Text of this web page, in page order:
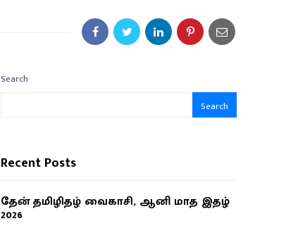
Search
Search
Recent Posts
தேன் தமிழிதழ் வைகாசி, ஆனி மாத இதழ்
2026